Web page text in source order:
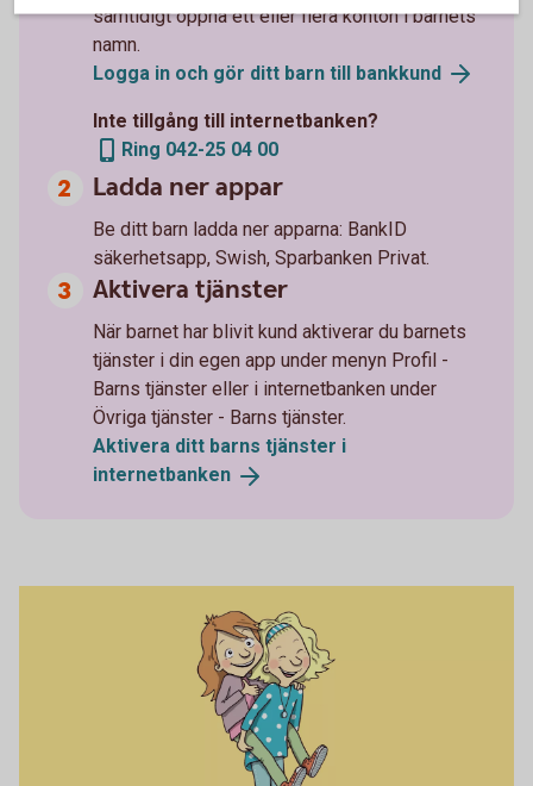
samtidigt öppna ett eller flera konton i barnets
namn.
Logga in och gör ditt barn till bankkund
Inte tillgång till internetbanken?
Ring 042-25 04 00
Ladda ner appar
Be ditt barn ladda ner apparna: BankID
säkerhetsapp, Swish, Sparbanken Privat.
Aktivera tjänster
När barnet har blivit kund aktiverar du barnets
tjänster i din egen app under menyn Profil -
Barns tjänster eller i internetbanken under
Övriga tjänster - Barns tjänster.
Aktivera ditt barns tjänster i
internetbanken